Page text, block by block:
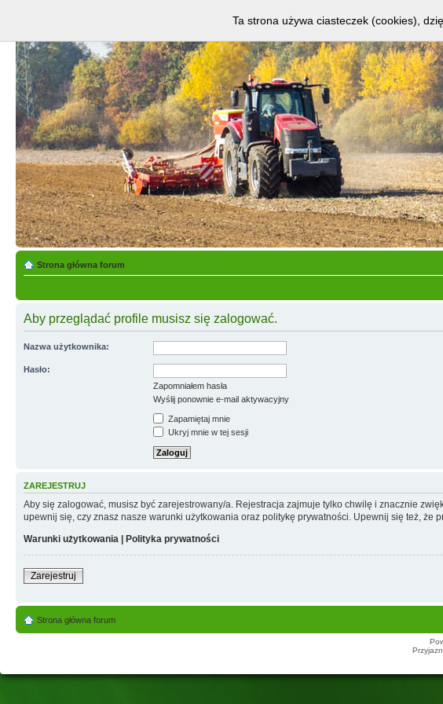
Strona główna forum
Aby przeglądać profile musisz się zalogować.
Nazwa użytkownika:
Hasło:
Zapomniałem hasła
Wyślij ponownie e-mail aktywacyjny
Zapamiętaj mnie
Ukryj mnie w tej sesji
ZAREJESTRUJ
Aby się zalogować, musisz być zarejestrowany/a. Rejestracja zajmuje tylko chwilę i znacznie
upewnij się, czy znasz nasze warunki użytkowania oraz politykę prywatności. Upewnij się też, że
Warunki użytkowania | Polityka prywatności
Zarejestruj
Strona główna forum
Ta strona używa ciasteczek (cookies),